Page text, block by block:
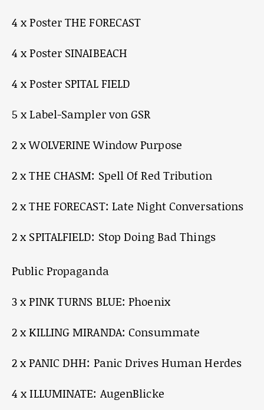
4 x Poster THE FORECAST
4 x Poster SINAIBEACH
4 x Poster SPITAL FIELD
5 x Label-Sampler von GSR
2 x WOLVERINE Window Purpose
2 x THE CHASM: Spell Of Red Tribution
2 x THE FORECAST: Late Night Conversations
2 x SPITALFIELD: Stop Doing Bad Things
Public Propaganda
3 x PINK TURNS BLUE: Phoenix
2 x KILLING MIRANDA: Consummate
2 x PANIC DHH: Panic Drives Human Herdes
4 x ILLUMINATE: AugenBlicke